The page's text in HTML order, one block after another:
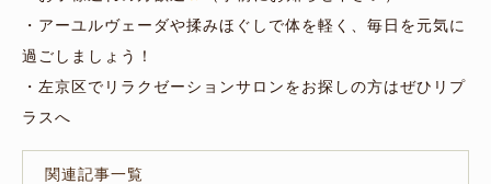
・アーユルヴェーダや揉みほぐしで体を軽く、毎日を元気に
過ごしましょう！
・左京区でリラクゼーションサロンをお探しの方はぜひリプ
ラスへ
関連記事一覧